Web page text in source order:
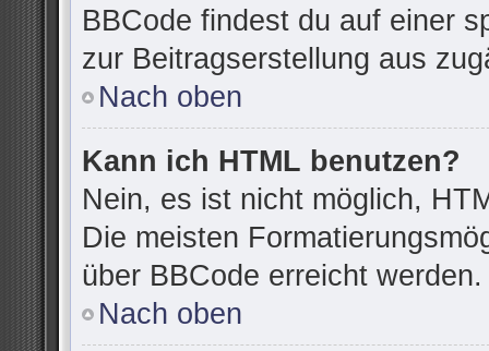
BBCode findest du auf einer
zur Beitragserstellung aus
Nach oben
Kann ich HTML benutzen?
Nein, es ist nicht möglich,
Die meisten
über BBCode erreicht werden.
Nach oben